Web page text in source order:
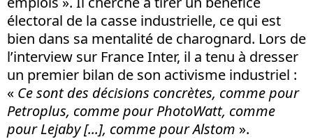
électoral de la casse industrielle, ce qui est
bien dans sa mentalité de charognard. Lors de
l’interview sur France Inter, il a tenu à dresser
un premier bilan de son activisme industriel :
« Ce sont des décisions concrètes, comme pour
Petroplus, comme pour PhotoWatt, comme
pour Lejaby [...], comme pour Alstom ».